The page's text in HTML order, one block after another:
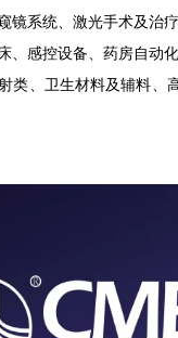
镜系统、激光手术及治
、感控设备、药房自动
类、卫生材料及辅料、